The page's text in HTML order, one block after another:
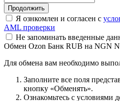
Я ознкомлен и согласен с
AML проверки
Не запоминать введенные
Обмен Ozon Банк RUB на NGN
Для обмена вам необходимо
Заполните все поля
кнопку «Обменять».
Ознакомьтесь с условиями